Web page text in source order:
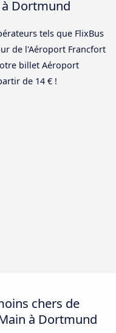
à Dortmund
tels que FlixBus
de l'Aéroport Francfort
billet Aéroport
de 14 € !
chers de
à Dortmund